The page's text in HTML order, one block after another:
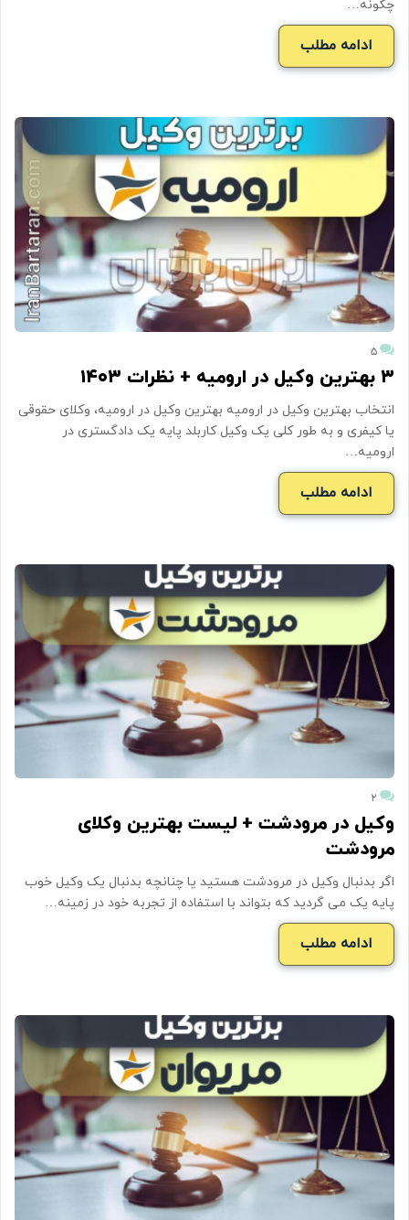
چگونه…
ادامه مطلب
۵
۳ بهترین وکیل در ارومیه + نظرات ۱۴۰۳
انتخاب بهترین وکیل در ارومیه بهترین وکیل در ارومیه، وکلای حقوقی
یا کیفری و به طور کلی یک وکیل کاربلد پایه یک دادگستری در
ارومیه…
ادامه مطلب
۲
وکیل در مرودشت + لیست بهترین وکلای
مرودشت
اگر بدنبال وکیل در مرودشت هستید یا چنانچه بدنبال یک وکیل خوب
پایه یک می گردید که بتواند با استفاده از تجربه خود در زمینه…
ادامه مطلب